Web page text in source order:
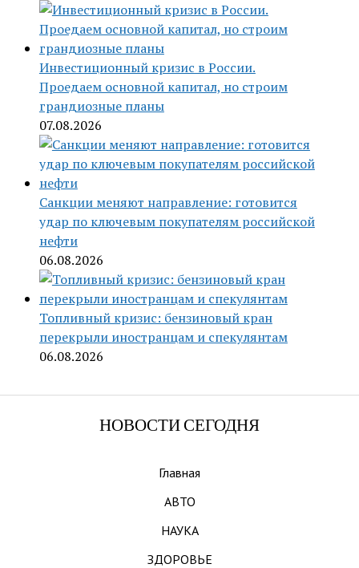
Инвестиционный кризис в России.
Проедаем основной капитал, но строим
грандиозные планы
07.08.2026
Санкции меняют направление: готовится
удар по ключевым покупателям российской
нефти
06.08.2026
Топливный кризис: бензиновый кран
перекрыли иностранцам и спекулянтам
06.08.2026
НОВОСТИ СЕГОДНЯ
Главная
АВТО
НАУКА
ЗДОРОВЬЕ